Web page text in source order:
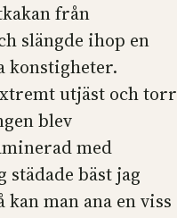
från
slängde ihop en
konstigheter.
utjäst och torr
blev
med
städade bäst jag
man ana en viss